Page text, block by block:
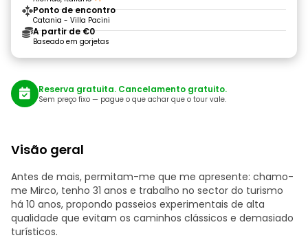
Ponto de encontro
Catania - Villa Pacini
A partir de €0
Baseado em gorjetas
Reserva gratuita. Cancelamento gratuito.
Sem preço fixo — pague o que achar que o tour vale.
Visão geral
Antes de mais, permitam-me que me apresente: chamo-
me Mirco, tenho 31 anos e trabalho no sector do turismo
há 10 anos, propondo passeios experimentais de alta
qualidade que evitam os caminhos clássicos e demasiado
turísticos.